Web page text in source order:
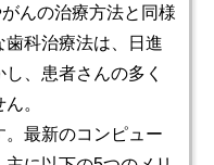
んの治療方法と同様
科治療法は、日進
、患者さんの多く
。
最新のコンピュー